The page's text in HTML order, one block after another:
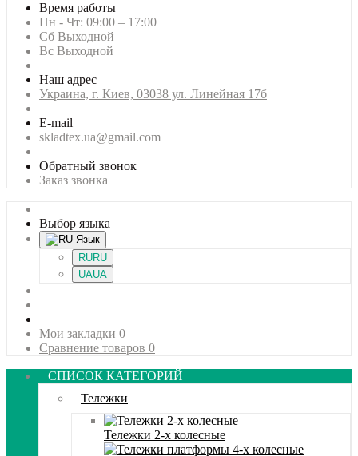
Время работы
Пн - Чт: 09:00 – 17:00
Сб Выходной
Вс Выходной
Наш адрес
Украина, г. Киев, 03038 ул. Линейная 17б
E-mail
skladtex.ua@gmail.com
Обратный звонок
Заказ звонка
Выбор языка
Язык
RURU
UAUA
Мои закладки 0
Сравнение товаров 0
СПИСОК КАТЕГОРИЙ
Тележки
Тележки 2-х колесные